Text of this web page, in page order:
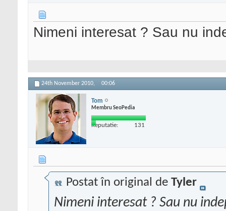
Nimeni interesat ? Sau nu
24th November 2010, 00:06
Tom
Membru SeoPedia
Reputatie: 131
Postat în original de Tyler
Nimeni interesat ? Sau nu